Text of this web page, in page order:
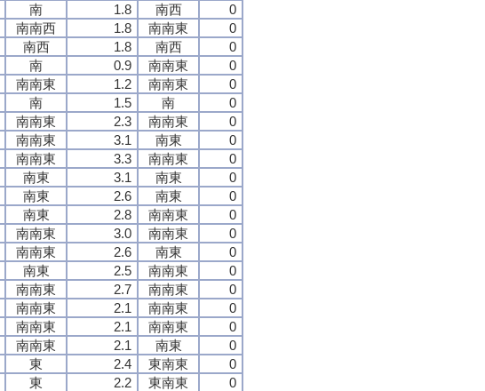
南 1.8 南西
0
南南西 1.8 南南東
0
南西 1.8 南西
0
南 0.9 南南東
0
南南東 1.2 南南東
0
南 1.5 南
0
南南東 2.3 南南東
0
南南東 3.1 南東
0
南南東 3.3 南南東
0
南東 3.1 南東
0
南東 2.6 南東
0
南東 2.8 南南東
0
南南東 3.0 南南東
0
南南東 2.6 南東
0
南東 2.5 南南東
0
南南東 2.7 南南東
0
南南東 2.1 南南東
0
南南東 2.1 南南東
0
南南東 2.1 南東
0
東 2.4 東南東
0
東 2.2 東南東
0